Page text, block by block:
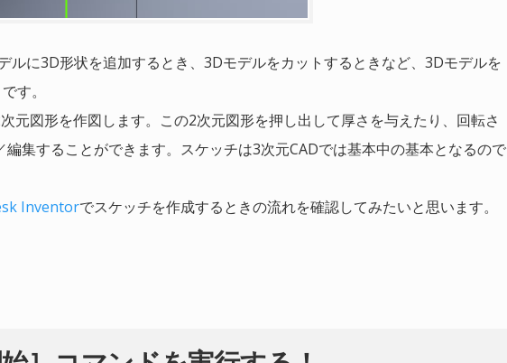
ルに3D形状を追加するとき、3Dモデルをカットするときなど、3Dモデルを
す。
元図形を作図します。この2次元図形を押し出して厚さを与えたり、回転さ
集することができます。スケッチは3次元CADでは基本中の基本となるので
Inventorでスケッチを作成するときの流れを確認してみたいと思います。